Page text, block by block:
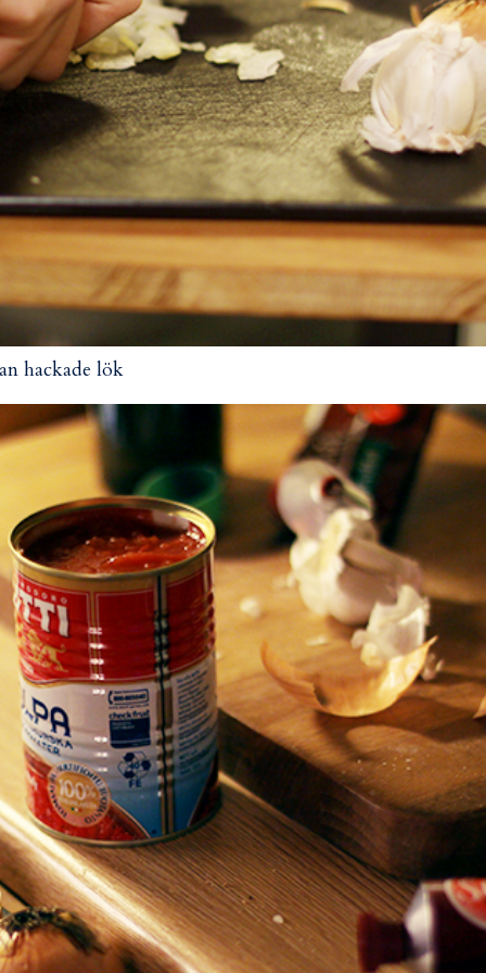
hackade lök